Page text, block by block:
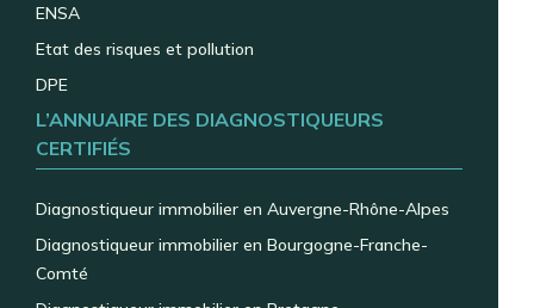
ENSA
Etat des risques et pollution
DPE
L’ANNUAIRE DES DIAGNOSTIQUEURS
CERTIFIÉS
Diagnostiqueur immobilier en Auvergne-Rhône-Alpes
Diagnostiqueur immobilier en Bourgogne-Franche-
Comté